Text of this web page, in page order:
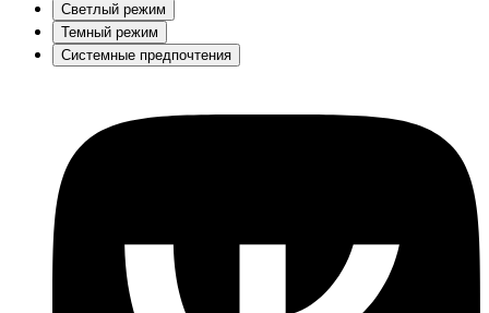
Светлый режим
Темный режим
Системные предпочтения